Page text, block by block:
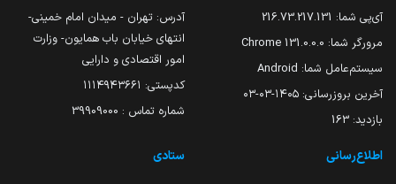
آی‌پی شما: 216.73.217.131
مرورگر شما: 131.0.0.0 Chrome
سیستم‌عامل شما: Android
آخرین بروزرسانی: ۱۴۰۵-۰۳-۰۳
بازدید: 163
آدرس: تهران - میدان امام خمینی-
انتهای خیابان باب همایون- وزارت
امور اقتصادی و دارایی
کدپستی: ۱۱۱۴۹۴۳۶۶۱
شماره تماس : 39909000
اطلاع‌رسانی ستادی